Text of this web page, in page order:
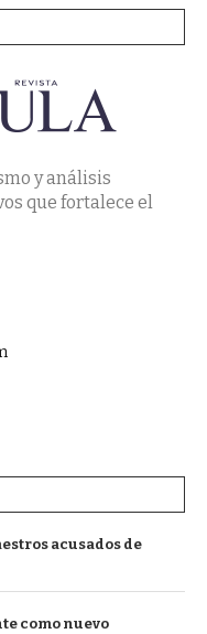
y análisis
que fortalece el
acusados de
como nuevo